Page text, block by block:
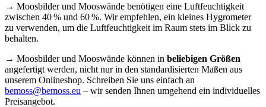
→ Moosbilder und Mooswände benötigen eine Luftfeuchtigkeit
zwischen 40 % und 60 %. Wir empfehlen, ein kleines Hygrometer
zu verwenden, um die Luftfeuchtigkeit im Raum stets im Blick zu
behalten.
→ Moosbilder und Mooswände können in beliebigen Größen
angefertigt werden, nicht nur in den standardisierten Maßen aus
unserem Onlineshop. Schreiben Sie uns einfach an
bemoss@bemoss.eu – wir senden Ihnen umgehend ein individuelles
Preisangebot.